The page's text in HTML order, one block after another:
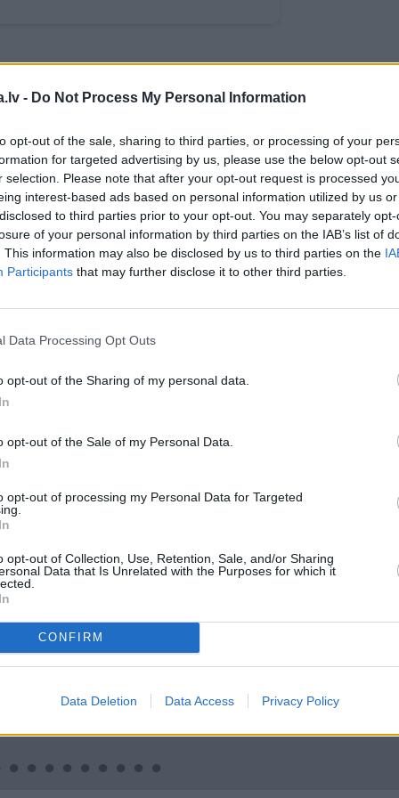
- Do Not Process My Personal Information
opt-out of the sale, sharing to third parties, or processing of your
for targeted advertising by us, please use the below opt-out
selection. Please note that after your opt-out request is processed
interest-based ads based on personal information utilized by us
to third parties prior to your opt-out. You may separately
of your personal information by third parties on the IAB’s list of
This information may also be disclosed by us to third parties on the
Participants that may further disclose it to other third parties.
Data Processing Opt Outs
opt-out of the Sharing of my personal data.
opt-out of the Sale of my Personal Data.
opt-out of processing my Personal Data for Targeted
opt-out of Collection, Use, Retention, Sale, and/or Sharing
Data that Is Unrelated with the Purposes for which it
CONFIRM
Data Deletion Data Access Privacy Policy
WHATSAPP
DĀRZA DARBI MĒSLOŠANA IESAKA SPECIĀLISTI
autortiesību objekts Autortiesību likuma izpratnē, un tā
lasišeit
Santa.lv profilu vai kādu no šiem sociālo tīklu
Esmu
Līga un Ēriks būvē savu
būvobjektā ienāk māju
Kā
Agris
spriedzi